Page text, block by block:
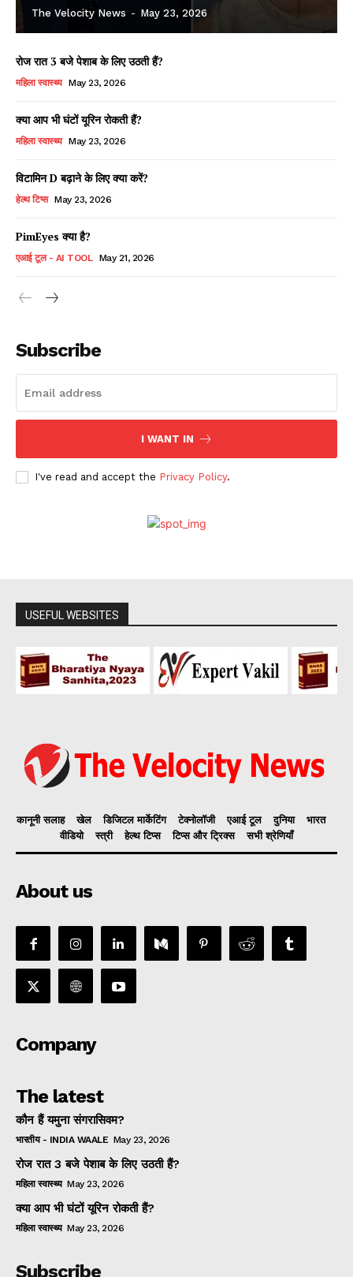
The Velocity News - May 23, 2026
रोज रात 3 बजे पेशाब के लिए उठती हैं?
महिला स्वास्थ्य May 23, 2026
क्या आप भी घंटों यूरिन रोकती हैं?
महिला स्वास्थ्य May 23, 2026
विटामिन D बढ़ाने के लिए क्या करें?
हेल्थ टिप्स May 23, 2026
PimEyes क्या है?
एआई टूल - AI TOOL May 21, 2026
Subscribe
I WANT IN
I've read and accept the Privacy Policy.
USEFUL WEBSITES
कानूनी सलाह खेल डिजिटल मार्केटिंग टेक्नोलॉजी एआई टूल दुनिया
भारत
वीडियो
स्त्री हेल्थ टिप्स टिप्स और ट्रिक्स सभी श्रेणियाँ
About us
Company
The latest
कौन हैं यमुना संगरासिवम?
भारतीय - INDIA WAALE May 23, 2026
रोज रात 3 बजे पेशाब के लिए उठती हैं?
महिला स्वास्थ्य May 23, 2026
क्या आप भी घंटों यूरिन रोकती हैं?
महिला स्वास्थ्य May 23, 2026
Subscribe